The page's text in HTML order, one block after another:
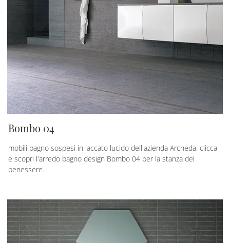
Bombo 04
mobili bagno sospesi in laccato lucido dell'azienda Archeda: clicca
e scopri l'arredo bagno design Bombo 04 per la stanza del
benessere.